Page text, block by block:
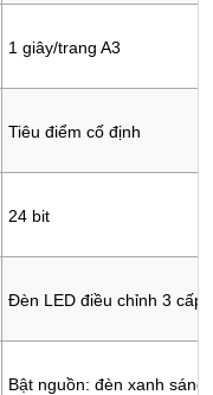
1 giây/trang A3
Tiêu điểm cố định
24 bit
Đèn LED điều chỉnh 3 cấp
Bật nguồn: đèn xanh sáng